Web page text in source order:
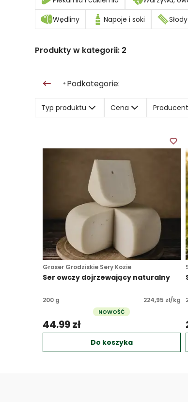
Wędliny
Napoje i soki
Produkty w kategorii: 2
• Podkategorie:
Typ produktu Cena Producent
Groser Grodziskie Sery Kozie
Ser owczy dojrzewający naturalny
200 g 224,95 zł/kg
NOWOŚĆ
44.99 zł
Do koszyka